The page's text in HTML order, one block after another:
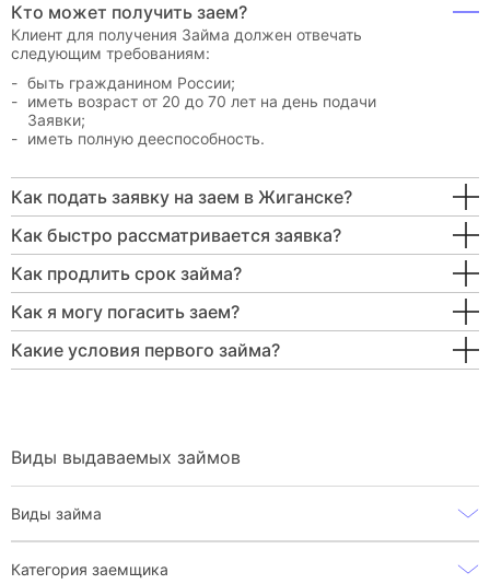
Кто может получить заем?
Клиент для получения Займа должен отвечать
следующим требованиям:
быть гражданином России;
иметь возраст от 20 до 70 лет на день подачи
Заявки;
иметь полную дееспособность.
Как подать заявку на заем в Жиганске?
Как быстро рассматривается заявка?
Как продлить срок займа?
Как я могу погасить заем?
Какие условия первого займа?
Виды выдаваемых займов
Виды займа
Категория заемщика